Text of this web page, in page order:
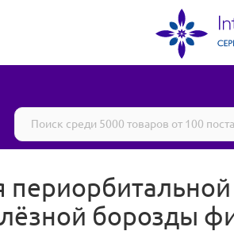
борозды